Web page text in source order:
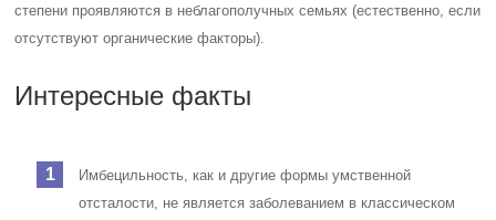
степени проявляются в неблагополучных семьях (естественно, если
отсутствуют органические факторы).
Интересные факты
Имбецильность, как и другие формы умственной
отсталости, не является заболеванием в классическом